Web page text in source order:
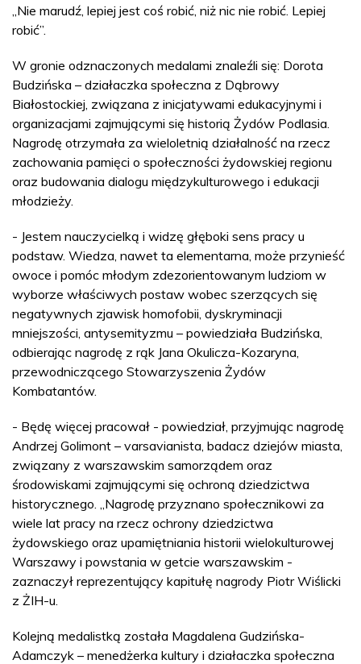
„Nie marudź, lepiej jest coś robić, niż nic nie robić. Lepiej
robić”.
W gronie odznaczonych medalami znaleźli się: Dorota
Budzińska – działaczka społeczna z Dąbrowy
Białostockiej, związana z inicjatywami edukacyjnymi i
organizacjami zajmującymi się historią Żydów Podlasia.
Nagrodę otrzymała za wieloletnią działalność na rzecz
zachowania pamięci o społeczności żydowskiej regionu
oraz budowania dialogu międzykulturowego i edukacji
młodzieży.
- Jestem nauczycielką i widzę głęboki sens pracy u
podstaw. Wiedza, nawet ta elementarna, może przynieść
owoce i pomóc młodym zdezorientowanym ludziom w
wyborze właściwych postaw wobec szerzących się
negatywnych zjawisk homofobii, dyskryminacji
mniejszości, antysemityzmu – powiedziała Budzińska,
odbierając nagrodę z rąk Jana Okulicza-Kozaryna,
przewodniczącego Stowarzyszenia Żydów
Kombatantów.
- Będę więcej pracował - powiedział, przyjmując nagrodę
Andrzej Golimont – varsavianista, badacz dziejów miasta,
związany z warszawskim samorządem oraz
środowiskami zajmującymi się ochroną dziedzictwa
historycznego. „Nagrodę przyznano społecznikowi za
wiele lat pracy na rzecz ochrony dziedzictwa
żydowskiego oraz upamiętniania historii wielokulturowej
Warszawy i powstania w getcie warszawskim -
zaznaczył reprezentujący kapitułę nagrody Piotr Wiślicki
z ŻIH-u.
Kolejną medalistką została Magdalena Gudzińska-
Adamczyk – menedżerka kultury i działaczka społeczna